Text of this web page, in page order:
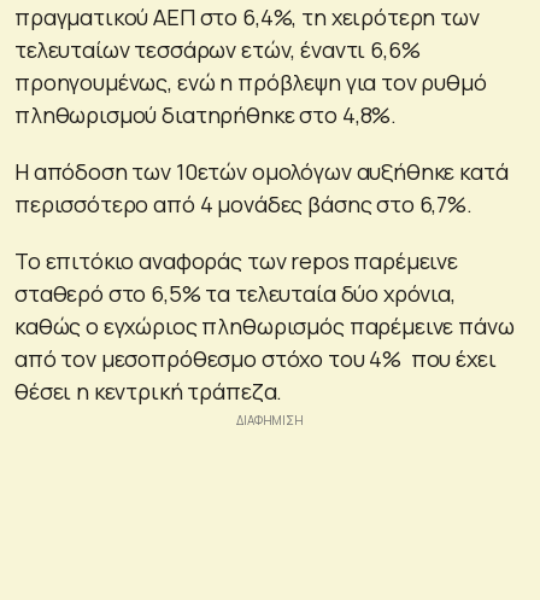
πραγματικού ΑΕΠ στο 6,4%, τη χειρότερη των
τελευταίων τεσσάρων ετών, έναντι 6,6%
προηγουμένως, ενώ η πρόβλεψη για τον ρυθμό
πληθωρισμού διατηρήθηκε στο 4,8%.
Η απόδοση των 10ετών ομολόγων αυξήθηκε κατά
περισσότερο από 4 μονάδες βάσης στο 6,7%.
Το επιτόκιο αναφοράς των repos παρέμεινε
σταθερό στο 6,5% τα τελευταία δύο χρόνια,
καθώς ο εγχώριος πληθωρισμός παρέμεινε πάνω
από τον μεσοπρόθεσμο στόχο του 4% που έχει
θέσει η κεντρική τράπεζα.